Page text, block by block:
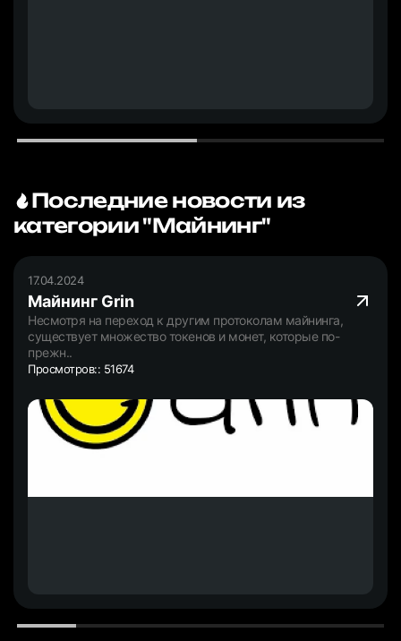
Последние новости из
категории "Майнинг"
17.04.2024
Майнинг Grin
Несмотря на переход к другим протоколам майнинга,
существует множество токенов и монет, которые по-
прежн..
Просмотров:: 51674